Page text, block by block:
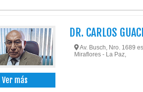
Ver más
DR. CARLOS
Av. Busch, Nro. 1689
Miraflores - La Paz,